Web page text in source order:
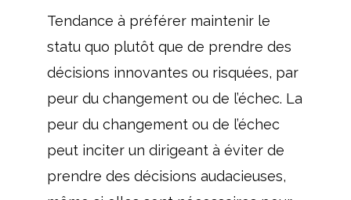
Tendance à préférer maintenir le
statu quo plutôt que de prendre des
décisions innovantes ou risquées, par
peur du changement ou de l’échec. La
peur du changement ou de l’échec
peut inciter un dirigeant à éviter de
prendre des décisions audacieuses,